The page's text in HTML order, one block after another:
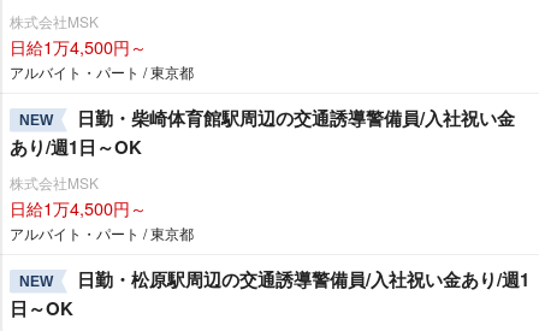
株式会社MSK
日給1万4,500円～
アルバイト・パート / 東京都
NEW
日勤・柴崎体育館駅周辺の交通誘導警備員/入社祝い金
あり/週1日～OK
株式会社MSK
日給1万4,500円～
アルバイト・パート / 東京都
NEW
日勤・松原駅周辺の交通誘導警備員/入社祝い金あり/週1
日～OK